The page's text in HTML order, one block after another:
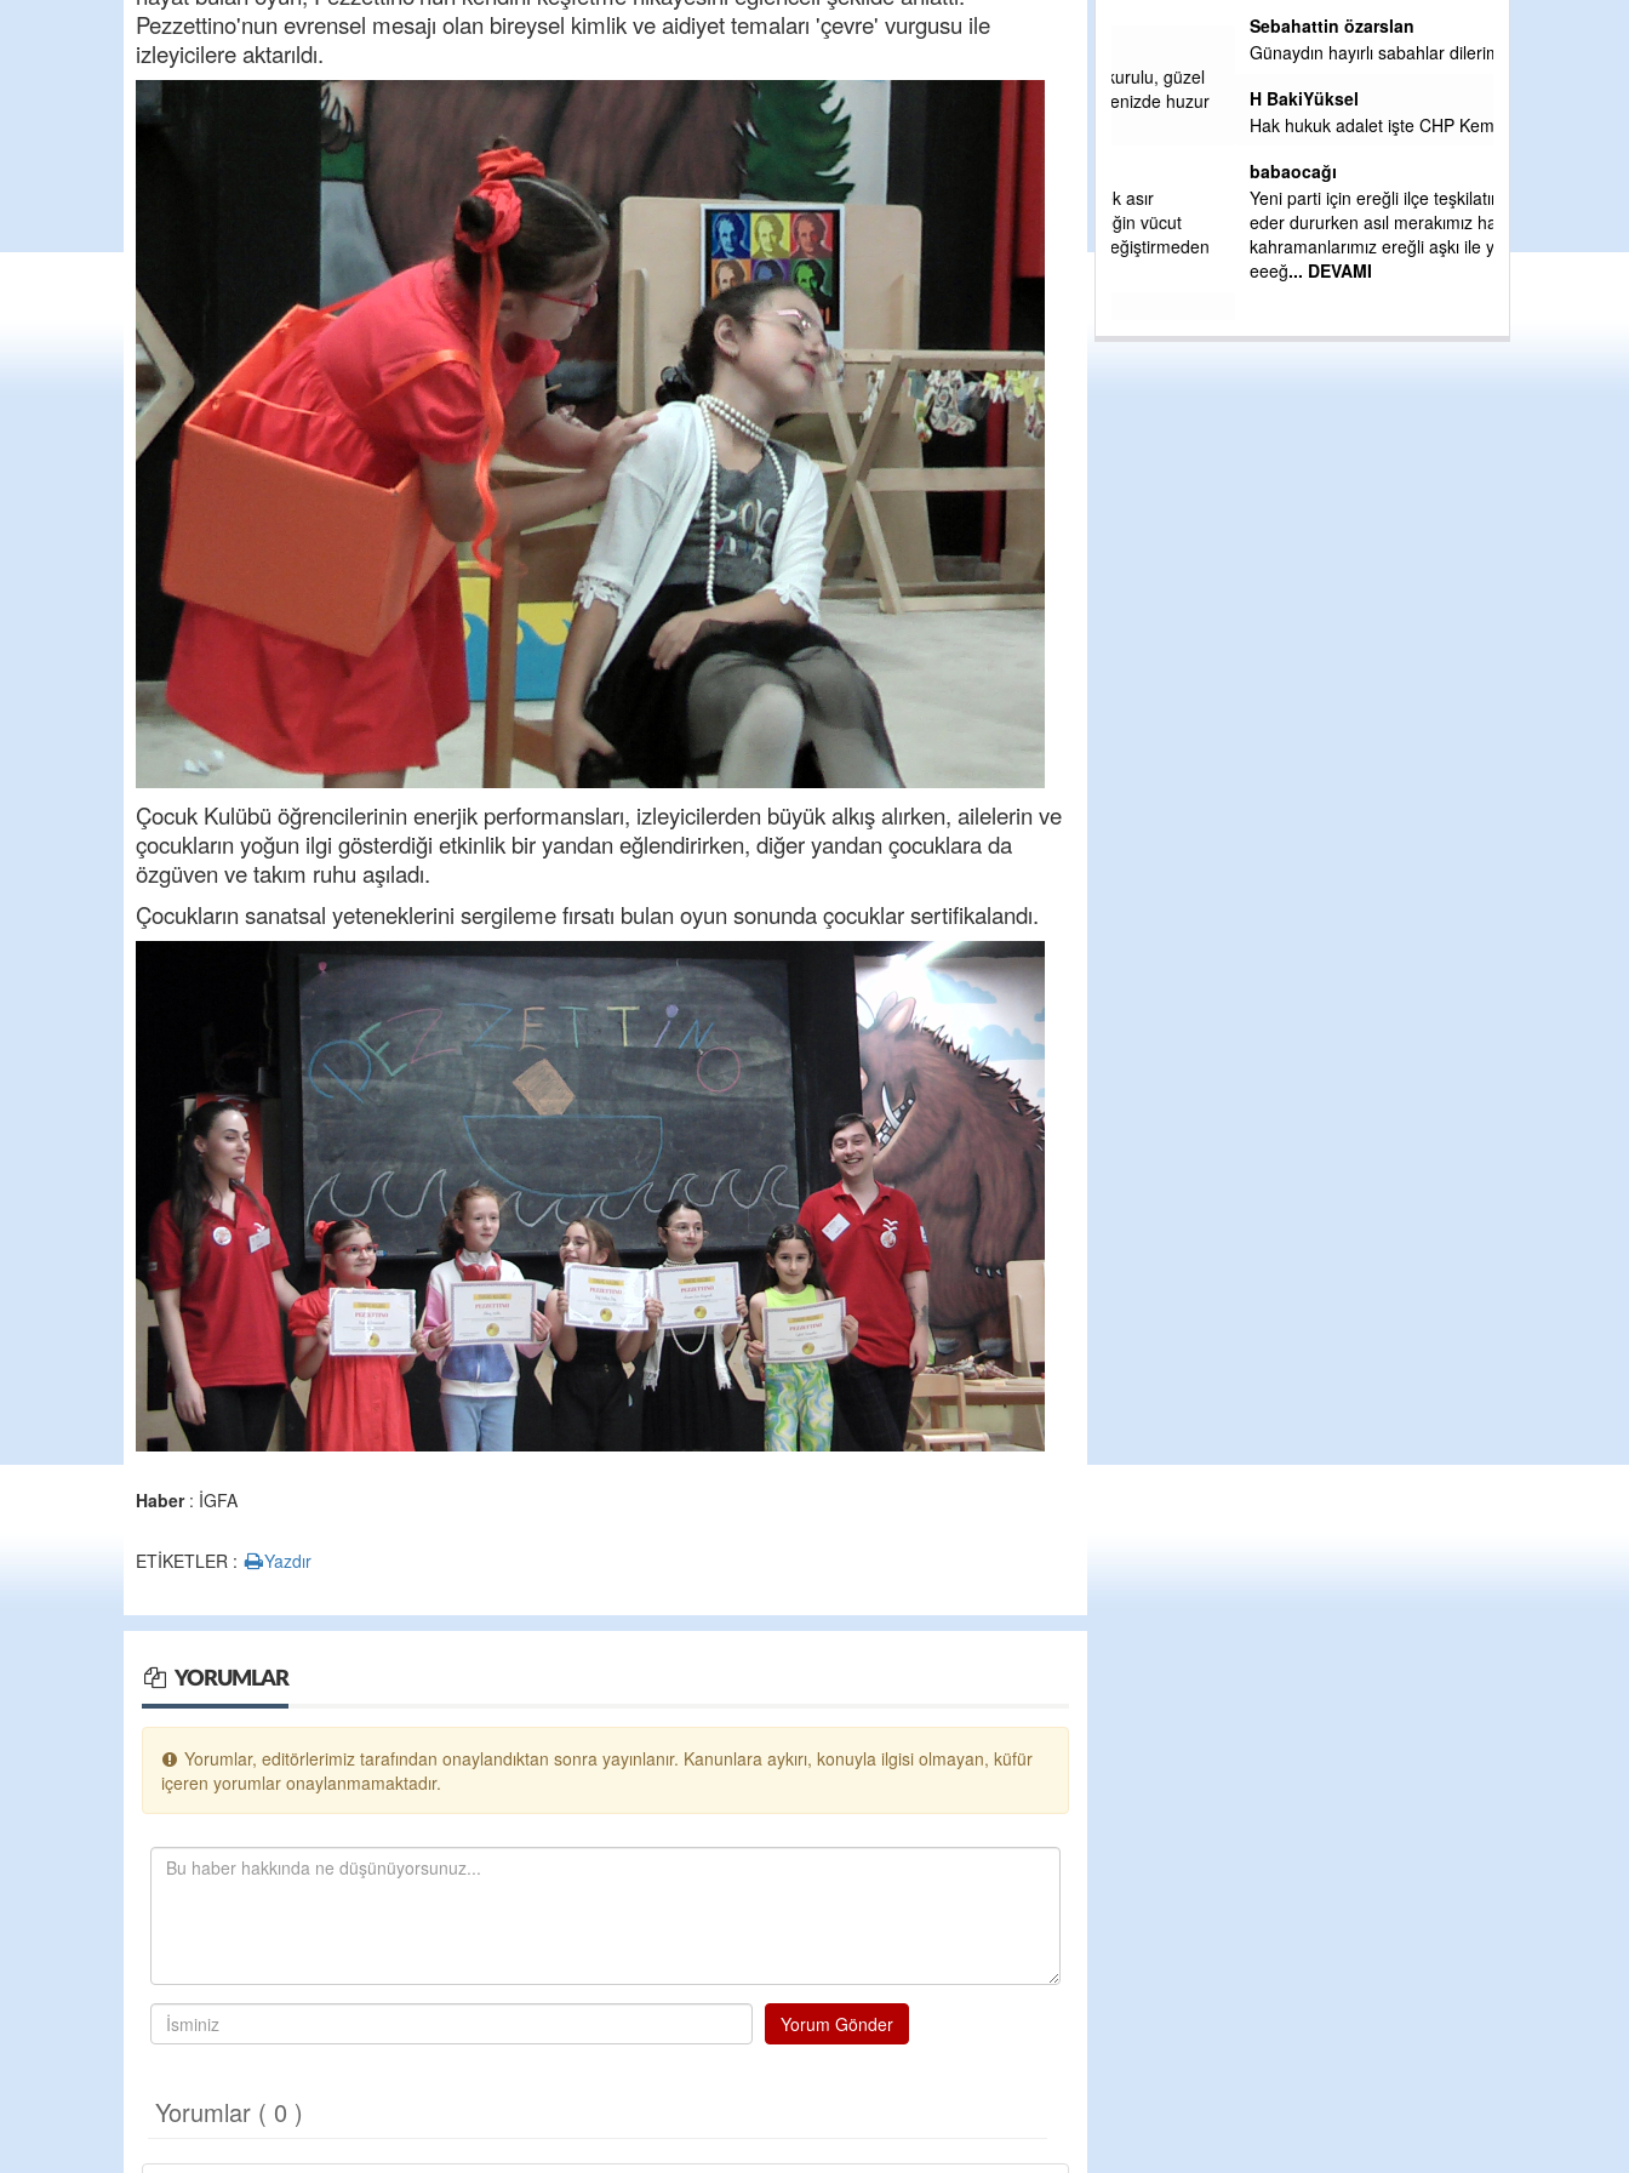
Pezzettino'nun evrensel mesajı olan bireysel kimlik ve aidiyet temaları 'çevre' vurgusu ile
izleyicilere aktarıldı.
Çocuk Kulübü öğrencilerinin enerjik performansları, izleyicilerden büyük alkış alırken, ailelerin ve
çocukların yoğun ilgi gösterdiği etkinlik bir yandan eğlendirirken, diğer yandan çocuklara da
özgüven ve takım ruhu aşıladı.
Çocukların sanatsal yeteneklerini sergileme fırsatı bulan oyun sonunda çocuklar sertifikalandı.
Haber: İGFA
ETİKETLER : Yazdır
YORUMLAR
Yorumlar, editörlerimiz tarafından onaylandıktan sonra yayınlanır. Kanunlara aykırı, konuyla ilgisi olmayan, küfür
içeren yorumlar onaylanmamaktadır.
Yorum Gönder
Yorumlar ( 0 )
Tebrikler başkanım ve yönetim kurulu, güzel
bir hizmet.Ereğlimizin terası sayenizde huzur
ve ahlak bulacak teşekkürler
Halil Aydın
Birol Şahin ülke hizmetine çeyrek asır
damgasını vurmuş siyasi geleneğin vücut
bulmuş hali yalpalamadan saf değiştirmeden
küsmeden yunus
... DEVAMI
Halil Aydın
Çırak ustasından öğrenir kısmet bağlamayı...
Ben İbrahim Yalçını tebrik ediyorum.
Sebahattin özarslan
Günaydın hayırlı sabahlar dilerim
H BakiYüksel
Hak hukuk adalet işte CHP Kemal Kılıçdaroğlu
Yeni parti için ereğli ilçe teşkilatımızı merak
eder dururken asıl merakımız halk
kahramanlarımız ereğli aşkı ile yanıp tutuşan